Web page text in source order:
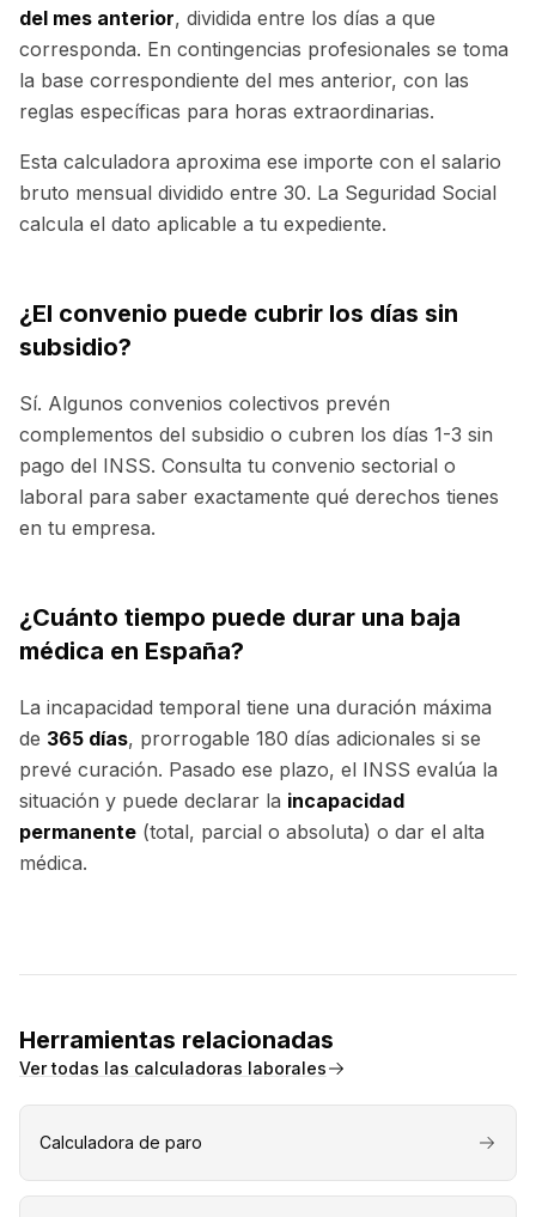
del mes anterior, dividida entre los días a que
corresponda. En contingencias profesionales se toma
la base correspondiente del mes anterior, con las
reglas específicas para horas extraordinarias.
Esta calculadora aproxima ese importe con el salario
bruto mensual dividido entre 30. La Seguridad Social
calcula el dato aplicable a tu expediente.
¿El convenio puede cubrir los días sin
subsidio?
Sí. Algunos convenios colectivos prevén
complementos del subsidio o cubren los días 1-3 sin
pago del INSS. Consulta tu convenio sectorial o
laboral para saber exactamente qué derechos tienes
en tu empresa.
¿Cuánto tiempo puede durar una baja
médica en España?
La incapacidad temporal tiene una duración máxima
de 365 días, prorrogable 180 días adicionales si se
prevé curación. Pasado ese plazo, el INSS evalúa la
situación y puede declarar la incapacidad
permanente (total, parcial o absoluta) o dar el alta
médica.
Herramientas relacionadas
Ver todas las calculadoras laborales
Calculadora de paro